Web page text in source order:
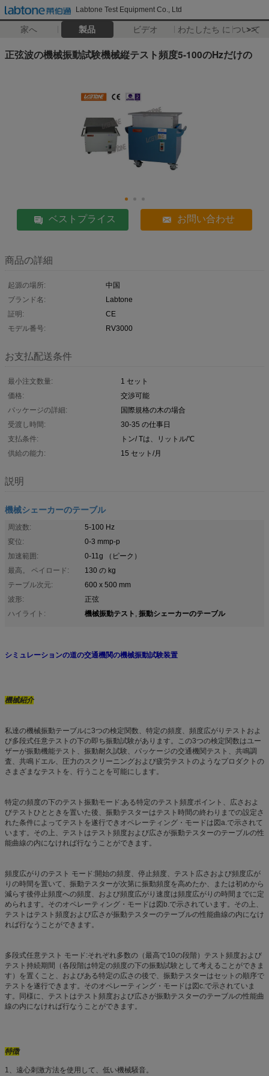
Labtone Test Equipment Co., Ltd
家へ 製品 ビデオ わたしたち に つい て
>>
正弦波の機械振動試験機械縦テスト頻度5-100のHzだけの
ベストプライス お問い合わせ
商品の詳細
起源の場所:
中国
ブランド名:
Labtone
証明:
CE
モデル番号:
RV3000
お支払配送条件
最小注文数量:
1 セット
価格:
交渉可能
パッケージの詳細:
国際規格の木の場合
受渡し時間:
30-35 の仕事日
支払条件:
トン/ Tは、リットル/℃
供給の能力:
15 セット/月
説明
機械シェーカーのテーブル
周波数:
5-100 Hz
変位:
0-3 mmp-p
加速範囲:
0-11g （ピーク）
最高。 ペイロード:
130 の kg
テーブル次元:
600 x 500 mm
波形:
正弦
ハイライト:
機械振動テスト , 振動シェーカーのテーブル
シミュレーションの道の交通機関の機械振動試験装置
機械紹介
私達の機械振動テーブルに3つの検定関数、特定の頻度、頻度広がりテストおよ
び多段式任意テストの下の即ち振動試験があります。この3つの検定関数はユー
ザーが振動機能テスト、振動耐久試験、パッケージの交通機関テスト、共鳴調
査、共鳴ドエル、圧力のスクリーニングおよび疲労テストのようなプロダクトの
さまざまなテストを、行うことを可能にします。
特定の頻度の下のテスト振動モード:ある特定のテスト頻度ポイント、広さおよ
びテストひとときを置いた後、振動テスターはテスト時間の終わりまでの設定さ
れた条件によってテストを遂行できオペレーティング・モードは図a.で示されて
います。その上、テストはテスト頻度および広さが振動テスターのテーブルの性
能曲線の内になければ行なうことができます。
頻度広がりのテスト モード:開始の頻度、停止頻度、テスト広さおよび頻度広が
りの時間を置いて、振動テスターが次第に振動頻度を高めたか、または初めから
減らす後停止頻度への頻度、および頻度広がり速度は頻度広がりの時間までに定
められます。そのオペレーティング・モードは図b.で示されています。その上、
テストはテスト頻度および広さが振動テスターのテーブルの性能曲線の内になけ
れば行なうことができます。
多段式任意テスト モード:それぞれ多数の（最高で10の段階）テスト頻度および
テスト持続期間（各段階は特定の頻度の下の振動試験として考えることができま
す）を置くこと、およびある特定の広さの後で、振動テスターはセットの順序で
テストを遂行できます。そのオペレーティング・モードは図c.で示されていま
す。同様に、テストはテスト頻度および広さが振動テスターのテーブルの性能曲
線の内になければ行なうことができます。
特徴
1、遠心刺激方法を使用して、低い機械騒音。